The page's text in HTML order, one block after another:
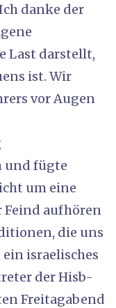
danke der
Last darstellt,
ist. Wir
vor Augen
und fügte
um eine
Feind aufhören
die uns
israelisches
der Hisb-
Freitagabend